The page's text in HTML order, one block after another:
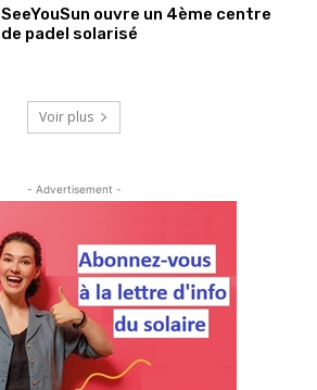
SeeYouSun ouvre un 4ème centre
de padel solarisé
Voir plus
- Advertisement -